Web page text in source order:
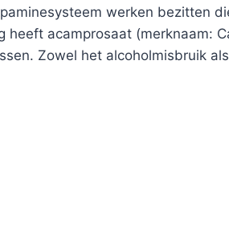
werken bezitten
acamprosaat (merknaam:
Zowel het alcoholmisbruik